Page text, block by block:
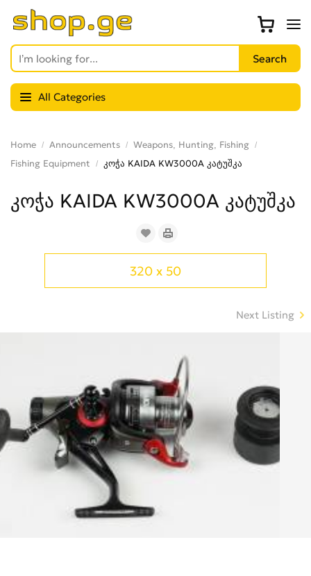
All Categories
Home Announcements
Weapons, Hunting, Fishing
Fishing Equipment
კოჭა KAIDA KW3000A კატუშკა
კოჭა KAIDA KW3000A კატუშკა
320 x 50
Next Listing